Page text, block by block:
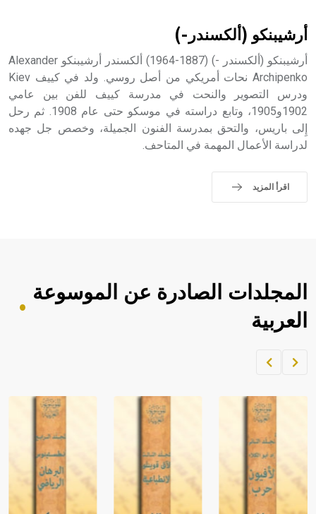
أرشيبنكو (ألكسندر-)
أرشيبنكو (ألكسندر -) (1887-1964) ألكسندر أرشيبنكو Alexander
Archipenko نحات أمريكي من أصل روسي. ولد في كييف Kiev
ودرس التصوير والنحت في مدرسة كييف للفن بين عامي
1902و1905، وتابع دراسته في موسكو حتى عام 1908. ثم رحل
إِلى باريس، والتحق بمدرسة الفنون الجميلة، وخصص جل جهده
لدراسة الأعمال المهمة في المتاحف.
اقرأ المزيد
المجلدات الصادرة عن الموسوعة
العربية